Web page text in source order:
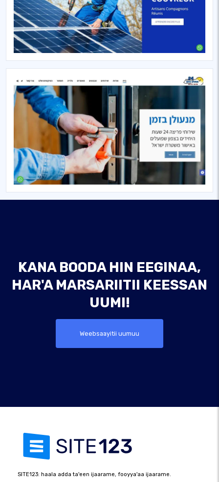
KANA BOODA HIN EEGINAA,
HAR'A MARSARIITII KEESSAN
UUMI!
Weebsaayitii uumuu
SITE123: haala adda ta'een ijaarame, fooyya'aa ijaarame.